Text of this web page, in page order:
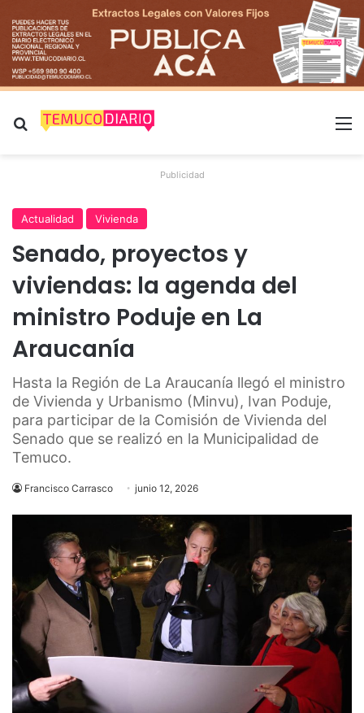
Buscar por
Publicidad
Actualidad Vivienda
Senado, proyectos y
viviendas: la agenda del
ministro Poduje en La
Araucanía
Hasta la Región de La Araucanía llegó el ministro
de Vivienda y Urbanismo (Minvu), Ivan Poduje,
para participar de la Comisión de Vivienda del
Senado que se realizó en la Municipalidad de
Temuco.
Francisco Carrasco junio 12, 2026